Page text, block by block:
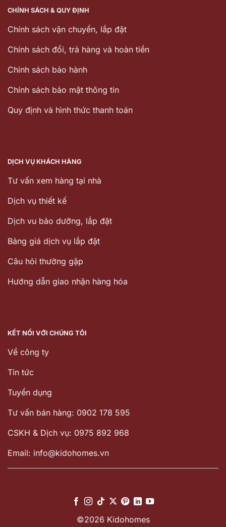
CHÍNH SÁCH & QUY ĐỊNH
Chính sách vận chuyển, lắp đặt
Chính sách đổi, trả hàng và hoàn tiền
Chinh sách bảo hành
Chính sách bảo mật thông tin
Quy định và hình thức thanh toán
DỊCH VỤ KHÁCH HÀNG
Tư vấn xem hàng tại nhà
Dịch vụ thiết kế
Dịch vu bảo dưỡng, lắp đặt
Bảng giá dịch vụ lắp đặt
Câu hỏi thường gặp
Hướng dẫn giao nhận hàng hóa
KẾT NỐI VỚI CHÚNG TÔI
Về công ty
Tin tức
Tuyển dụng
Tư vấn bán hàng: 0902 178 595
CSKH & Dịch vụ: 0975 892 968
Email: info@kidohomes.vn
©2026 Kidohomes